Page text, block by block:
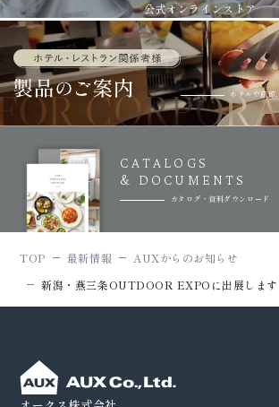
公式オンラインストア
ホテルや旅館
CATALOGS
& DOCUMENTS
カタログ・資料ダウンロード
TOP 最新情報
AUXからのお知らせ
新潟・燕三条OUTDOOR EXPOに出展します